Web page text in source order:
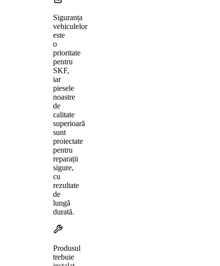
Siguranța
vehiculelor
este
o
prioritate
pentru
SKF,
iar
piesele
noastre
de
calitate
superioară
sunt
proiectate
pentru
reparații
sigure,
cu
rezultate
de
lungă
durată.
Produsul
trebuie